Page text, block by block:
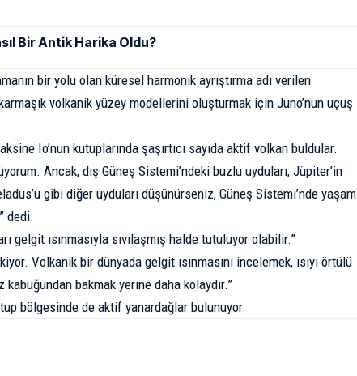
Bir Antik Harika Oldu?
bir yolu olan küresel harmonik ayrıştırma adı verilen
volkanik yüzey modellerini oluşturmak için Juno’nun uçuş
Io’nun kutuplarında şaşırtıcı sayıda aktif volkan buldular.
Ancak, dış Güneş Sistemi’ndeki buzlu uyduları, Jüpiter’in
gibi diğer uyduları düşünürseniz, Güneş Sistemi’nde yaşam
dedi.
gelgit ısınmasıyla sıvılaşmış halde tutuluyor olabilir.”
Volkanik bir dünyada gelgit ısınmasını incelemek, ısıyı örtülü
bakmak yerine daha kolaydır.”
bölgesinde de aktif yanardağlar bulunuyor.